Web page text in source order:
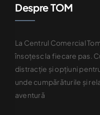
Despre TOM
La Centrul Comercial
însoțesc la fiecare pas.
distracție și opțiuni
unde cumpărăturile și
aventură